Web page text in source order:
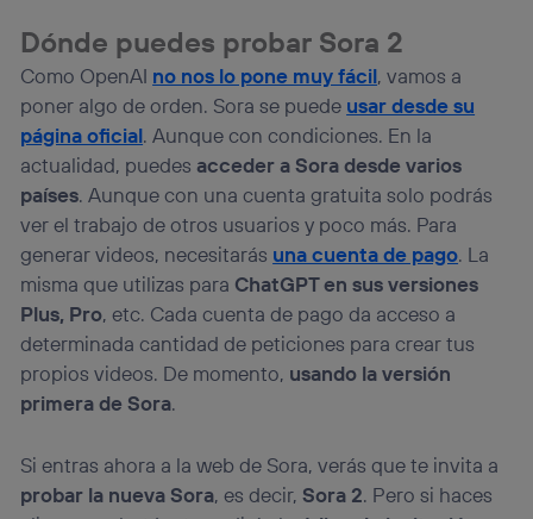
Dónde puedes probar Sora 2
Como OpenAI no nos lo pone muy fácil, vamos a
poner algo de orden. Sora se puede usar desde su
página oficial. Aunque con condiciones. En la
actualidad, puedes acceder a Sora desde varios
países. Aunque con una cuenta gratuita solo podrás
ver el trabajo de otros usuarios y poco más. Para
generar videos, necesitarás una cuenta de pago. La
misma que utilizas para ChatGPT en sus versiones
Plus, Pro, etc. Cada cuenta de pago da acceso a
determinada cantidad de peticiones para crear tus
propios videos. De momento, usando la versión
primera de Sora.
Si entras ahora a la web de Sora, verás que te invita a
probar la nueva Sora, es decir,Sora 2. Pero si haces
(“consenthub”). Para más información, consulta
la política de privacidad de Utiq